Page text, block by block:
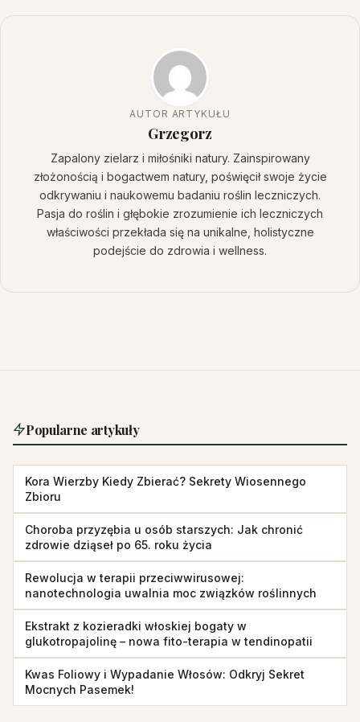
AUTOR ARTYKUŁU
Grzegorz
Zapalony zielarz i miłośniki natury. Zainspirowany
złożonością i bogactwem natury, poświęcił swoje życie
odkrywaniu i naukowemu badaniu roślin leczniczych.
Pasja do roślin i głębokie zrozumienie ich leczniczych
właściwości przekłada się na unikalne, holistyczne
podejście do zdrowia i wellness.
Popularne artykuły
Kora Wierzby Kiedy Zbierać? Sekrety Wiosennego
Zbioru
Choroba przyzębia u osób starszych: Jak chronić
zdrowie dziąseł po 65. roku życia
Rewolucja w terapii przeciwwirusowej:
nanotechnologia uwalnia moc związków roślinnych
Ekstrakt z kozieradki włoskiej bogaty w
glukotropajolinę – nowa fito-terapia w tendinopatii
Kwas Foliowy i Wypadanie Włosów: Odkryj Sekret
Mocnych Pasemek!